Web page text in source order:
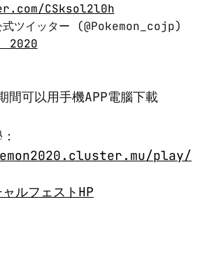
CSksol2l0h
ツイッター (@Pokemon_cojp)
2020
可以用手機APP電腦下載
play/
ルフェストHP